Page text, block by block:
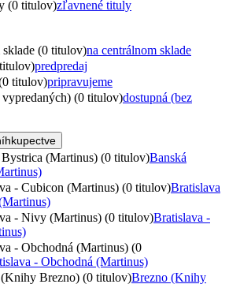
(0 titulov)zľavnené tituly
sklade (0 titulov)na centrálnom sklade
predpredaj
titulov)pripravujeme
vypredaných) (0 titulov)dostupná (bez
Bystrica (Martinus) (0 titulov)Banská
- Cubicon (Martinus) (0 titulov)Bratislava
- Nivy (Martinus) (0 titulov)Bratislava -
- Obchodná (Martinus) (0
- Obchodná (Martinus)
Brezno) (0 titulov)Brezno (Knihy